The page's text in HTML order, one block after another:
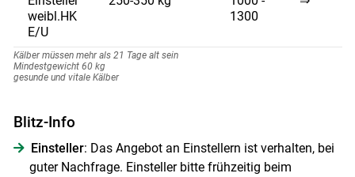
weibl.HK
E/U
1300
Kälber müssen mehr als 21 Tage alt sein
Mindestgewicht 60 kg
gesunde und vitale Kälber
Blitz-Info
Einsteller: Das Angebot an Einstellern ist verhalten, bei
guter Nachfrage. Einsteller bitte frühzeitig beim